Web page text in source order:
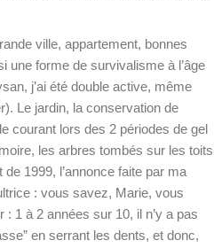
ville, appartement, bonnes
une forme de survivalisme à l’âge
j’ai été double active, même
Le jardin, la conservation de
courant lors des 2 périodes de gel
les arbres tombés sur les toits
1999, l’annonce faite par ma
: vous savez, Marie, vous
1 à 2 années sur 10, il n’y a pas
en serrant les dents, et donc,